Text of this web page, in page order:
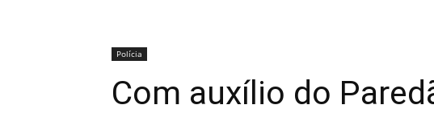
Polícia
Com auxílio do